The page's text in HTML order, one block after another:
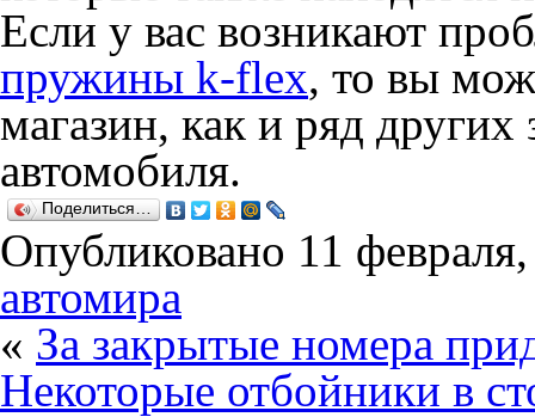
Если у вас возникают
пружины k-flex, то вы
магазин, как и ряд других
автомобиля.
Поделиться…
Опубликовано 11
автомира
« За закрытые номера
Некоторые отбойники в